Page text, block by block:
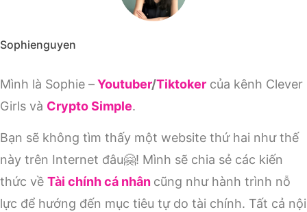
Sophienguyen
Mình là Sophie –Youtuber/Tiktoker của kênh Clever
Girls và Crypto Simple.
Bạn sẽ không tìm thấy một website thứ hai như thế
này trên Internet đâu🤗! Mình sẽ chia sẻ các kiến
thức về Tài chính cá nhân cũng như hành trình nỗ
lực để hướng đến mục tiêu tự do tài chính. Tất cả nội